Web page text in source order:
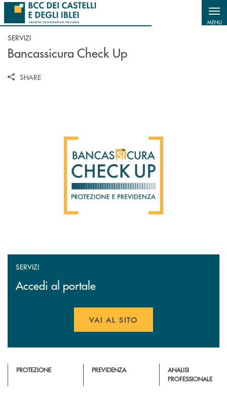
Salta al contenuto principale
MENU
SERVIZI
Bancassicura Check Up
SHARE
SERVIZI
Accedi al portale
VAI AL SITO
PROTEZIONE PREVIDENZA
ANALISI
PROFESSIONALE